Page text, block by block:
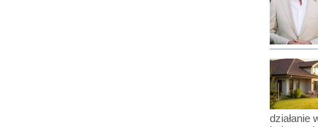
działanie